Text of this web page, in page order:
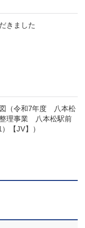
きました
（令和7年度 八本松
理事業 八本松駅前
【JV】）